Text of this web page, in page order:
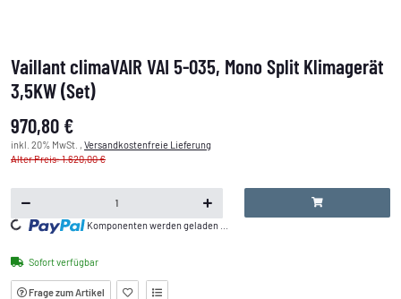
Vaillant climaVAIR VAI 5-035, Mono Split Klimagerät
3,5KW (Set)
970,80 €
inkl. 20% MwSt. , Versandkostenfreie Lieferung
Alter Preis: 1.620,00 €
Loading... Komponenten werden geladen ...
Sofort verfügbar
Frage zum Artikel